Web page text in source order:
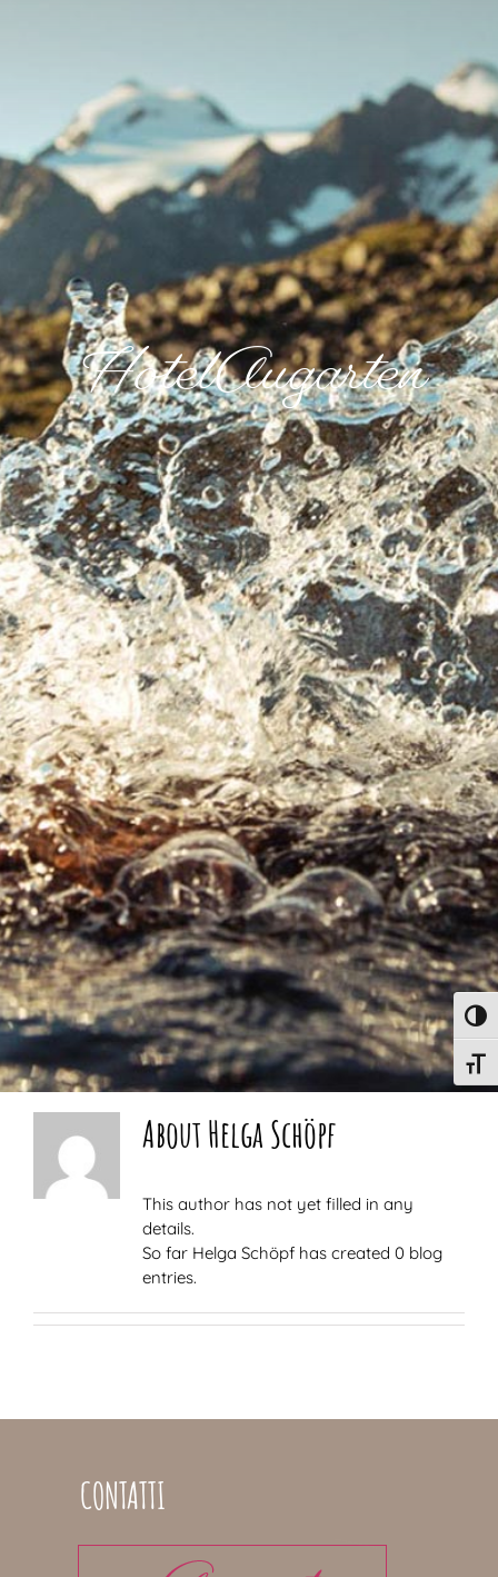
HotelAugarten
AboutHelga Schöpf
This author has not yet filled in any
details.
So far Helga Schöpf has created 0 blog
entries.
CONTATTI